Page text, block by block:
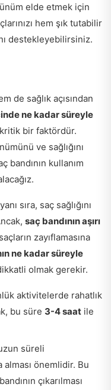
elde etmek için
hem şık tutabilir
destekleyebilirsiniz.
de sağlık açısından
ne kadar süreyle
kritik bir faktördür.
ve sağlığını
bandının kullanım
sıra, saç sağlığını
saç bandının aşırı
zayıflamasına
ne kadar süreyle
olmak gerekir.
aktivitelerde rahatlık
bu süre 3-4 saat ile
süreli
önemlidir. Bu
çıkarılması